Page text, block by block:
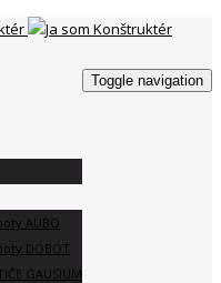
Toggle navigation
AUBO
DOBOT
GAUSIUM